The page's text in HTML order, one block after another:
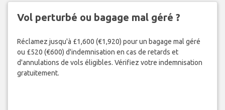
Vol perturbé ou bagage mal géré ?
Réclamez jusqu'à £1,600 (€1,920) pour un bagage mal géré
ou £520 (€600) d'indemnisation en cas de retards et
d'annulations de vols éligibles. Vérifiez votre indemnisation
gratuitement.